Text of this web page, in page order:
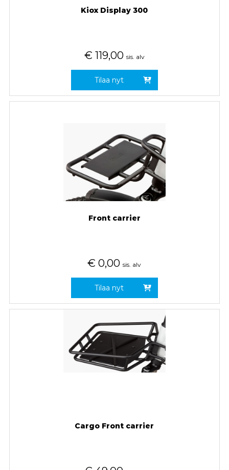
Kiox Display 300
€ 119,00 sis. alv
Tilaa nyt
Front carrier
€ 0,00 sis. alv
Tilaa nyt
Cargo Front carrier